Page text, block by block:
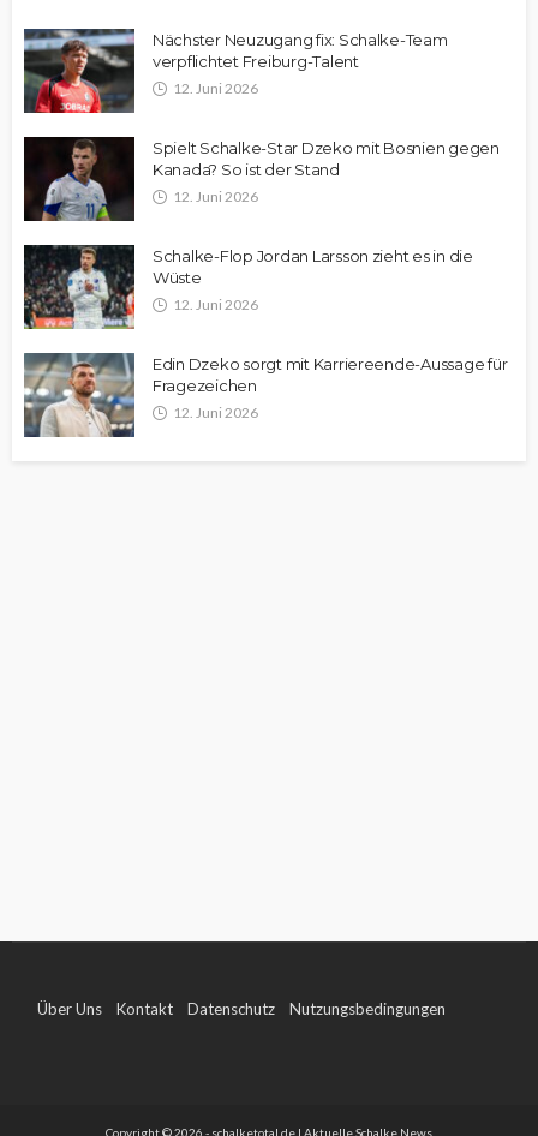
Nächster Neuzugang fix: Schalke-Team
verpflichtet Freiburg-Talent
12. Juni 2026
Spielt Schalke-Star Dzeko mit Bosnien gegen
Kanada? So ist der Stand
12. Juni 2026
Schalke-Flop Jordan Larsson zieht es in die
Wüste
12. Juni 2026
Edin Dzeko sorgt mit Karriereende-Aussage für
Fragezeichen
12. Juni 2026
Über Uns Kontakt Datenschutz Nutzungsbedingungen
Copyright © 2026 - schalketotal.de | Aktuelle Schalke News